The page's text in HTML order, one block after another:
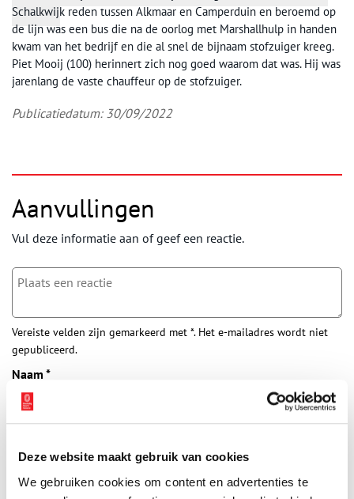
Deze website maakt gebruik van cookies
We gebruiken cookies om content en advertenties te
Schalkwijk reden tussen Alkmaar en Camperduin en beroemd op
de lijn was een bus die na de oorlog met Marshallhulp in handen
kwam van het bedrijf en die al snel de bijnaam stofzuiger kreeg.
Piet Mooij (100) herinnert zich nog goed waarom dat was. Hij was
jarenlang de vaste chauffeur op de stofzuiger.
Publicatiedatum: 30/09/2022
Aanvullingen
Vul deze informatie aan of geef een reactie.
Vereiste velden zijn gemarkeerd met *. Het e-mailadres wordt niet
gepubliceerd.
Naam*
Vink dit aan als u op de hoogte gehouden wil worden.